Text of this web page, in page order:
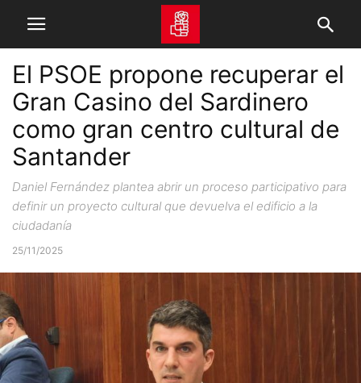
El PSOE propone recuperar el
Gran Casino del Sardinero
como gran centro cultural de
Santander
Daniel Fernández plantea abrir un proceso participativo para
definir un proyecto cultural que devuelva el edificio a la
ciudadanía
25/11/2025